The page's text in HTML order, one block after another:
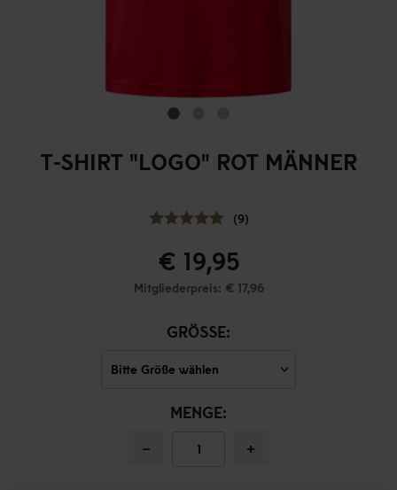
T-SHIRT "LOGO" ROT MÄNNER
(9)
€ 19,95
Mitgliederpreis: € 17,96
GRÖSSE:
MENGE:
− +